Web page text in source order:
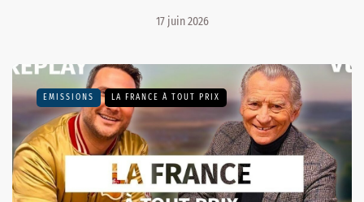
17 juin 2026
EMISSIONS LA FRANCE À TOUT PRIX